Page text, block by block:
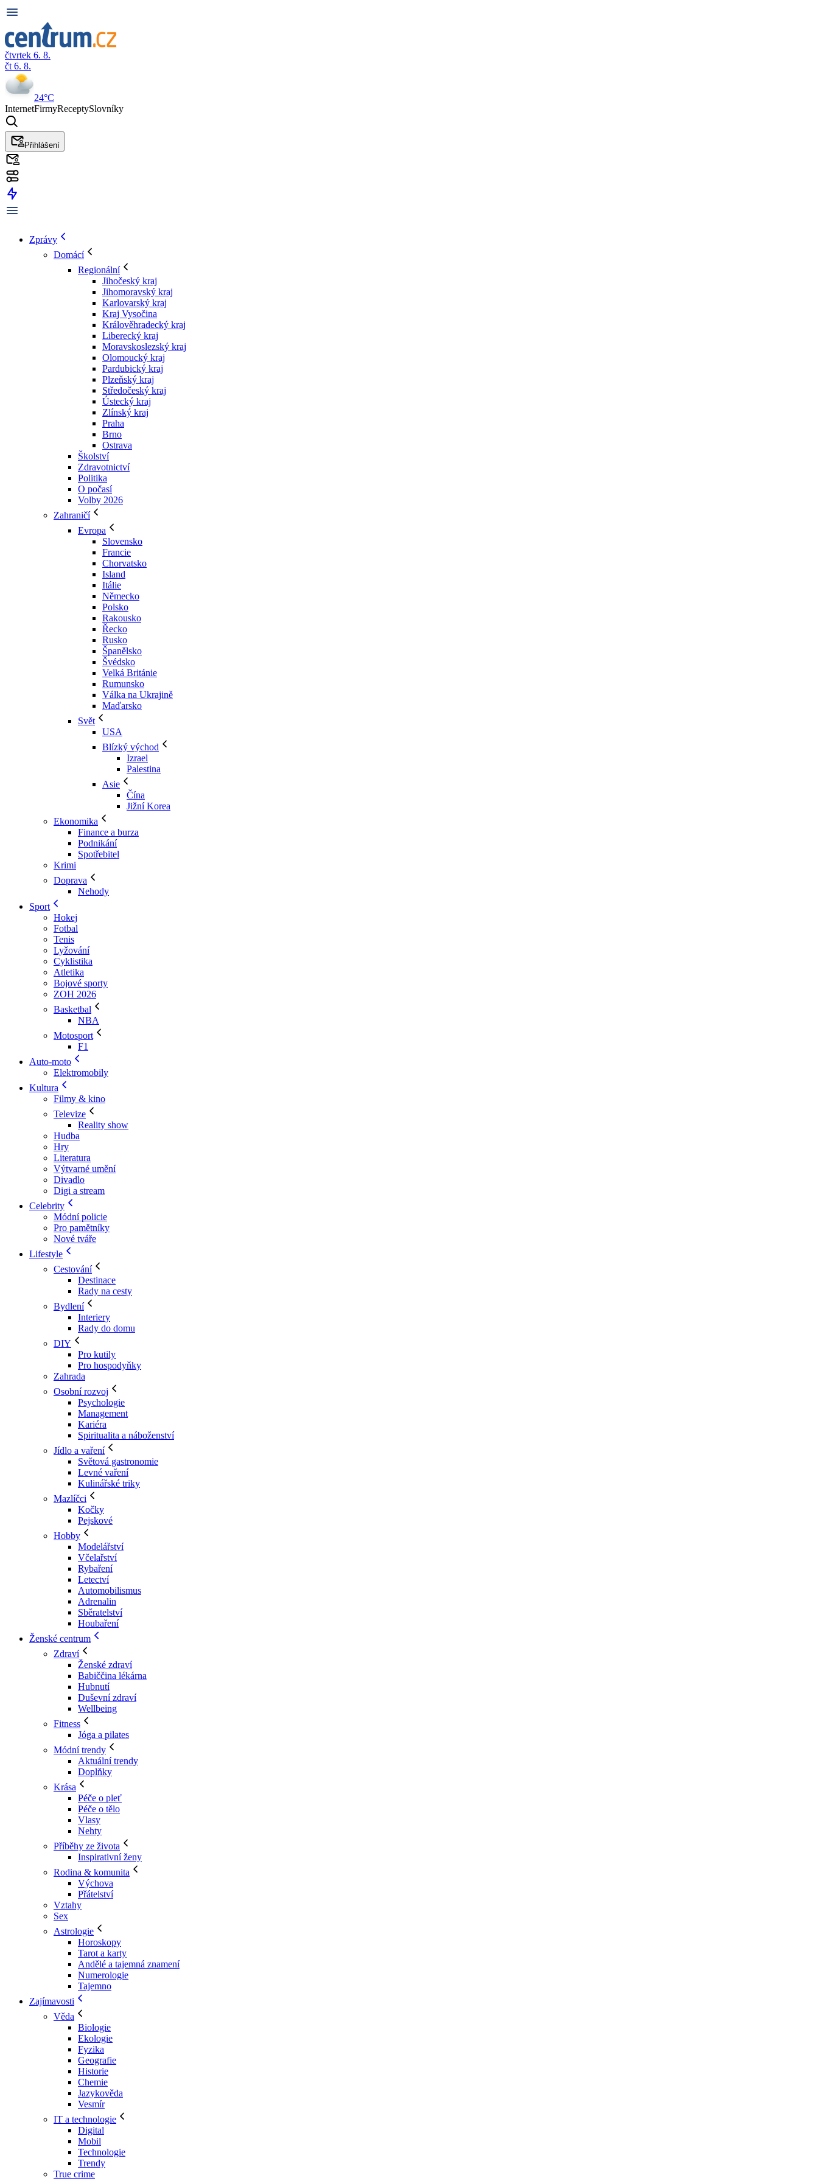
čtvrtek 6. 8.
čt 6. 8.
24°C
InternetFirmyReceptySlovníky
Přihlášení
Zprávy
Domácí
Regionální
Jihočeský kraj
Jihomoravský kraj
Karlovarský kraj
Kraj Vysočina
Králověhradecký kraj
Liberecký kraj
Moravskoslezský kraj
Olomoucký kraj
Pardubický kraj
Plzeňský kraj
Středočeský kraj
Ústecký kraj
Zlínský kraj
Praha
Brno
Ostrava
Školství
Zdravotnictví
Politika
O počasí
Volby 2026
Zahraničí
Evropa
Slovensko
Francie
Chorvatsko
Island
Itálie
Německo
Polsko
Rakousko
Řecko
Rusko
Španělsko
Švédsko
Velká Británie
Rumunsko
Válka na Ukrajině
Maďarsko
Svět
USA
Blízký východ
Izrael
Palestina
Asie
Čína
Jižní Korea
Ekonomika
Finance a burza
Podnikání
Spotřebitel
Krimi
Doprava
Nehody
Sport
Hokej
Fotbal
Tenis
Lyžování
Cyklistika
Atletika
Bojové sporty
ZOH 2026
Basketbal
NBA
Motosport
F1
Auto-moto
Elektromobily
Kultura
Filmy & kino
Televize
Reality show
Hudba
Hry
Literatura
Výtvarné umění
Divadlo
Digi a stream
Celebrity
Módní policie
Pro pamětníky
Nové tváře
Lifestyle
Cestování
Destinace
Rady na cesty
Bydlení
Interiery
Rady do domu
DIY
Pro kutily
Pro hospodyňky
Zahrada
Osobní rozvoj
Psychologie
Management
Kariéra
Spiritualita a náboženství
Jídlo a vaření
Světová gastronomie
Levné vaření
Kulinářské triky
Mazlíčci
Kočky
Pejskové
Hobby
Modelářství
Včelařství
Rybaření
Letectví
Automobilismus
Adrenalin
Sběratelství
Houbaření
Ženské centrum
Zdraví
Ženské zdraví
Babiččina lékárna
Hubnutí
Duševní zdraví
Wellbeing
Fitness
Jóga a pilates
Módní trendy
Aktuální trendy
Doplňky
Krása
Péče o pleť
Péče o tělo
Vlasy
Nehty
Příběhy ze života
Inspirativní ženy
Rodina & komunita
Výchova
Přátelství
Vztahy
Sex
Astrologie
Horoskopy
Tarot a karty
Andělé a tajemná znamení
Numerologie
Tajemno
Zajímavosti
Věda
Biologie
Ekologie
Fyzika
Geografie
Historie
Chemie
Jazykověda
Vesmír
IT a technologie
Digital
Mobil
Technologie
Trendy
True crime